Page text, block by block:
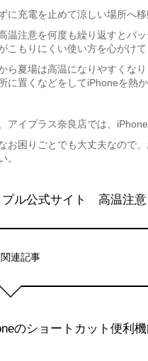
に充電を止めて涼しい場所へ
温注意を何度も繰り返すとバ
こもりにくい使い方を心がけて
ら夏場は高温になりやすくな
に置くなどをしてiPhoneを熱
アイプラス奈良店では、
お困りごとでも大丈夫なので
。
プル公式サイト 高温注意
関連記事
のショートカット便利